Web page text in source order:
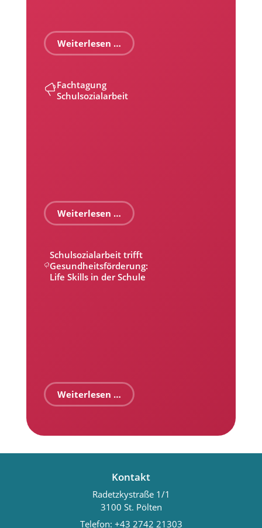
Weiterlesen …
Fachtagung
Schulsozialarbeit
Weiterlesen …
Schulsozialarbeit trifft
Gesundheitsförderung:
Life Skills in der Schule
Weiterlesen …
Kontakt
Radetzkystraße 1/1
3100 St. Pölten
Telefon: +43 2742 21303